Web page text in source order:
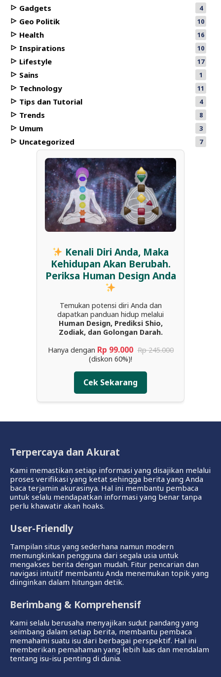
Gadgets 4
Geo Politik 10
Health 16
Inspirations 10
Lifestyle 17
Sains 1
Technology 11
Tips dan Tutorial 4
Trends 8
Umum 3
Uncategorized 7
Kenali Diri Anda, Maka
Kehidupan Akan Berubah.
Periksa Human Design Anda
Temukan potensi diri Anda dan
dapatkan panduan hidup melalui
Human Design, Prediksi Shio,
Zodiak, dan Golongan Darah.
Hanya dengan Rp 99.000 Rp 245.000
(diskon 60%)!
Cek Sekarang
Terpercaya dan Akurat
Kami memastikan setiap informasi yang disajikan melalui
proses verifikasi yang ketat sehingga berita yang Anda
baca terjamin akurasinya. Hal ini membantu pembaca
untuk selalu mendapatkan informasi yang benar tanpa
perlu khawatir akan hoaks.
User-Friendly
Tampilan situs yang sederhana namun modern
memungkinkan pengguna dari segala usia untuk
mengakses berita dengan mudah. Fitur pencarian dan
navigasi intuitif membantu Anda menemukan topik yang
diinginkan dalam hitungan detik.
Berimbang & Komprehensif
Kami selalu berusaha menyajikan sudut pandang yang
seimbang dalam setiap berita, membantu pembaca
memahami suatu isu dari berbagai perspektif. Hal ini
memberikan pemahaman yang lebih luas dan mendalam
tentang isu-isu penting di dunia.